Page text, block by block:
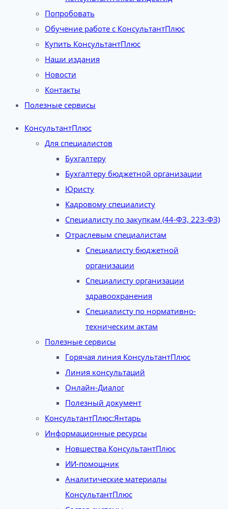
Попробовать
Обучение работе с КонсультантПлюс
Купить КонсультантПлюс
Наши издания
Новости
Контакты
Полезные сервисы
КонсультантПлюс
Для специалистов
Бухгалтеру
Бухгалтеру бюджетной организации
Юристу
Кадровому специалисту
Специалисту по закупкам (44-ФЗ, 223-ФЗ)
Отраслевым специалистам
Специалисту бюджетной
организации
Специалисту организации
здравоохранения
Специалисту по нормативно-
техническим актам
Полезные сервисы
Горячая линия КонсультантПлюс
Линия консультаций
Онлайн-Диалог
Полезный документ
КонсультантПлюс:Янтарь
Информационные ресурсы
Новшества КонсультантПлюс
ИИ-помощник
Аналитические материалы
КонсультантПлюс